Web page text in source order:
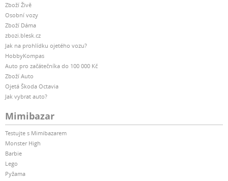
Zboží Živě
Osobní vozy
Zboží Dáma
zbozi.blesk.cz
Jak na prohlídku ojetého vozu?
HobbyKompas
Auto pro začátečníka do 100 000 Kč
Zboží Auto
Ojetá Škoda Octavia
Jak vybrat auto?
Mimibazar
Testujte s Mimibazarem
Monster High
Barbie
Lego
Pyžama